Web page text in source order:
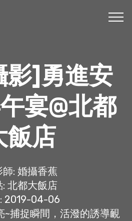
影]勇進安
宴@北都
飯店
師: 婚攝香蕉
: 北都大飯店
2019-04-06
~捕捉瞬間，活潑的誘導靦